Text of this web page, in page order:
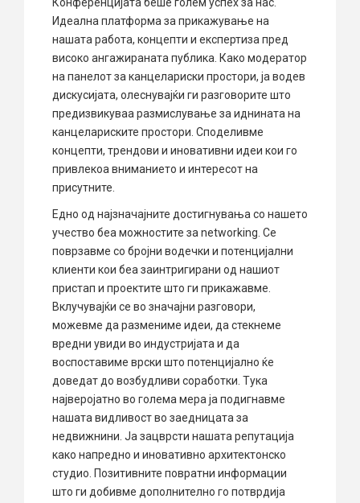
Конференцијата беше голем успех за нас.
Идеална платформа за прикажување на
нашата работа, концепти и експертиза пред
високо ангажираната публика. Како модератор
на панелот за канцелариски простори, ја водев
дискусијата, олеснувајќи ги разговорите што
предизвикуваа размислување за иднината на
канцелариските простори. Споделивме
концепти, трендови и иновативни идеи кои го
привлекоа вниманието и интересот на
присутните.
Едно од најзначајните достигнувања со нашето
учество беа можностите за networking. Се
поврзавме со бројни водечки и потенцијални
клиенти кои беа заинтригирани од нашиот
пристап и проектите што ги прикажавме.
Вклучувајќи се во значајни разговори,
можевме да размениме идеи, да стекнеме
вредни увиди во индустријата и да
воспоставиме врски што потенцијално ќе
доведат до возбудливи соработки. Тука
најверојатно во голема мера ја подигнавме
нашата видливост во заедницата за
недвижнини. Ја зацврсти нашата репутација
како напредно и иновативно архитектонско
студио. Позитивните повратни информации
што ги добивме дополнително го потврдија